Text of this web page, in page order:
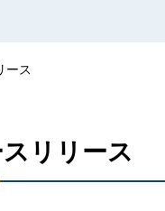
ース
リリース